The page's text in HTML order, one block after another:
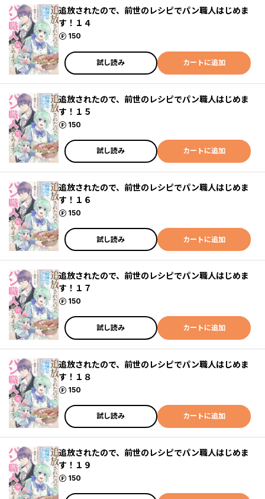
追放されたので、前世のレシピでパン職人はじめま
す！１４
150
ポイント
試し読み カートに追加
追放されたので、前世のレシピでパン職人はじめま
す！１５
150
ポイント
試し読み カートに追加
追放されたので、前世のレシピでパン職人はじめま
す！１６
150
ポイント
試し読み カートに追加
追放されたので、前世のレシピでパン職人はじめま
す！１７
150
ポイント
試し読み カートに追加
追放されたので、前世のレシピでパン職人はじめま
す！１８
150
ポイント
試し読み カートに追加
追放されたので、前世のレシピでパン職人はじめま
す！１９
150
ポイント